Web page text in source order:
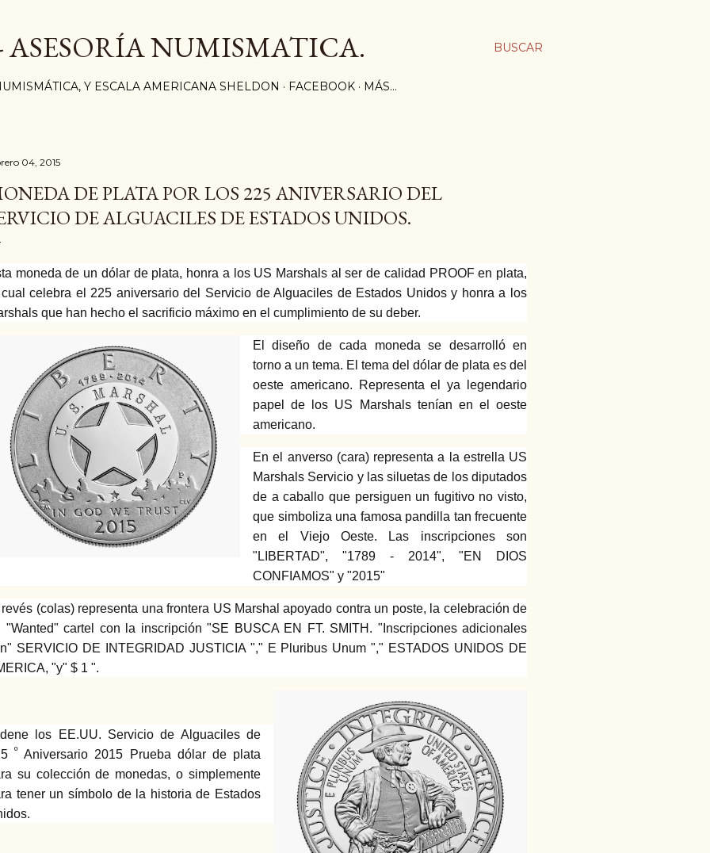
BUSCAR
ASESORÍA NUMISMATICA.
Y ESCALA AMERICANA SHELDON FACEBOOK MÁS…
04, 2015
DE PLATA POR LOS 225 ANIVERSARIO DEL
DE ALGUACILES DE ESTADOS UNIDOS.
moneda de un dólar de plata, honra a los US Marshals al ser de calidad PROOF en plata,
celebra el 225 aniversario del Servicio de Alguaciles de Estados Unidos y honra a los
que han hecho el sacrificio máximo en el cumplimiento de su deber.
El diseño de cada moneda se desarrolló en
torno a un tema. El tema del dólar de plata es del
oeste americano.
Representa el ya legendario
papel de los US Marshals tenían en el oeste
americano.
En el anverso (cara) representa a la estrella US
Marshals Servicio y las siluetas de los diputados
de a caballo que persiguen un fugitivo no visto,
que simboliza una famosa pandilla tan frecuente
en el Viejo Oeste.
Las inscripciones son
"LIBERTAD", "1789 - 2014", "EN DIOS
CONFIAMOS" y "2015"
(colas) representa una frontera US Marshal apoyado contra un poste, la celebración de
"Wanted" cartel con la inscripción "SE BUSCA EN FT. SMITH. "Inscripciones adicionales
SERVICIO DE INTEGRIDAD JUSTICIA "," E Pluribus Unum "," ESTADOS UNIDOS DE
"y" $ 1 ".
los EE.UU. Servicio de Alguaciles de
º Aniversario 2015 Prueba dólar de plata
su colección de monedas, o simplemente
tener un símbolo de la historia de Estados